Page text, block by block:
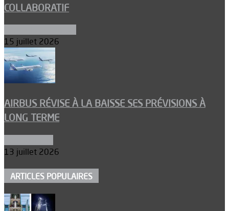
COLLABORATIF
15 juillet 2026
AIRBUS RÉVISE À LA BAISSE SES PRÉVISIONS À
LONG TERME
13 juillet 2026
ARTICLES POPULAIRES